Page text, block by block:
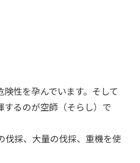
性を孕んでいます。そして
るのが空師（そらし）で
伐採、大量の伐採、重機を使